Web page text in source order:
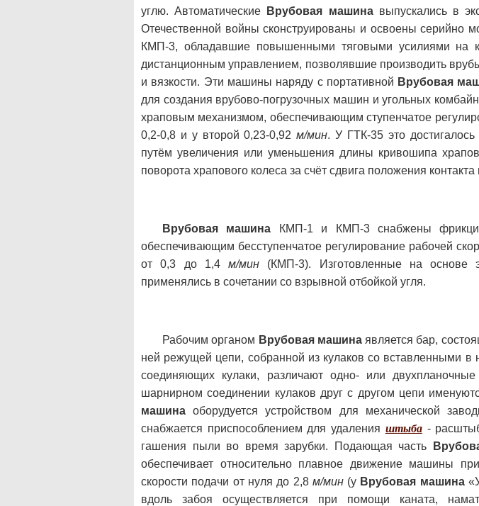
углю. Автоматические
Врубовая машинавыпускались в
Отечественной войны сконструированы и освоены серийно
КМП-3, обладавшие повышенными тяговыми усилиями на
дистанционным управлением, позволявшие производить
и вязкости. Эти машины наряду с портативной Врубовая
для создания врубово-погрузочных машин и угольных
храповым механизмом, обеспечивающим ступенчатое
0,2-0,8 и у второй 0,23-0,92м/мин. У ГТК-35 это
путём увеличения или уменьшения длины кривошипа
поворота храпового колеса за счёт сдвига положения
Врубовая машина КМП-1 и КМП-3 снабжены
обеспечивающим бесступенчатое регулирование рабочей
от 0,3 до 1,4 м/мин (КМП-3). Изготовленные на основе
применялись в сочетании со взрывной отбойкой угля.
Рабочим органом Врубовая машинаявляется бар,
ней режущей цепи, собранной из кулаков со вставленными в
соединяющих кулаки, различают одно- или
шарнирном соединении кулаков друг с другом цепи
машина оборудуется устройством для механической
снабжается приспособлением для удаления штыба-
гашения пыли во время зарубки. Подающая часть
обеспечивает относительно плавное движение машины
скорости подачи от нуля до 2,8 м/мин(у Врубовая машина
вдоль забоя осуществляется при помощи каната,